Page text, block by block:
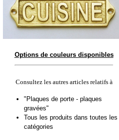
Options de couleurs disponibles
Consultez les autres articles relatifs à
"Plaques de porte - plaques
gravées"
Tous les produits dans toutes les
catégories